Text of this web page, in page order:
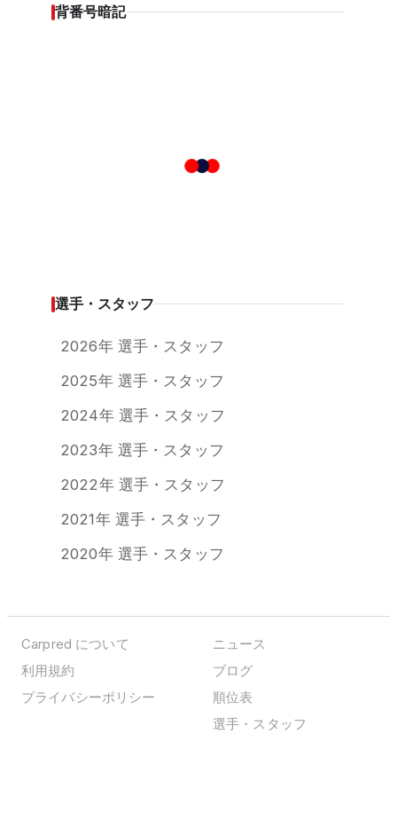
背番号暗記
選手・スタッフ
2026年 選手・スタッフ
2025年 選手・スタッフ
2024年 選手・スタッフ
2023年 選手・スタッフ
2022年 選手・スタッフ
2021年 選手・スタッフ
2020年 選手・スタッフ
Carpred について
利用規約
プライバシーポリシー
ニュース
ブログ
順位表
選手・スタッフ